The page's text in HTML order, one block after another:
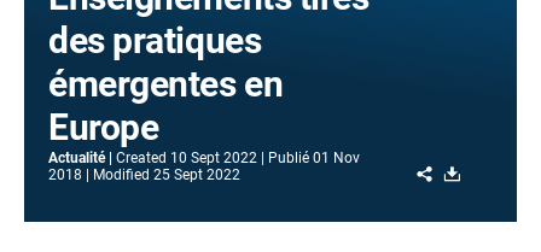
des pratiques
émergentes en
Europe
Actualité Created 10 Sept 2022 Publié 01 Nov
2018
Modified 25 Sept 2022 Share